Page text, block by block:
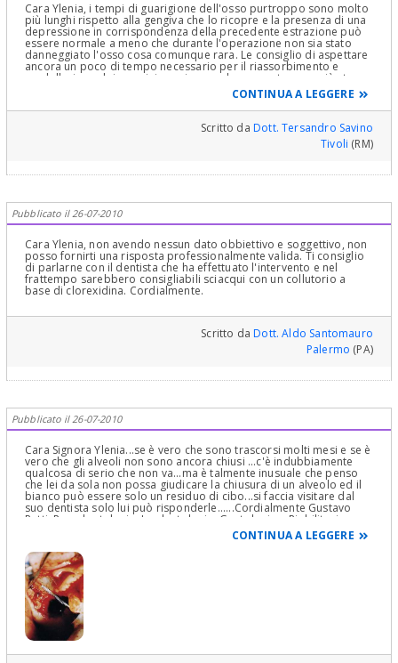
Cara Ylenia, i tempi di guarigione dell'osso purtroppo sono molto
più lunghi rispetto alla gengiva che lo ricopre e la presenza di una
depressione in corrispondenza della precedente estrazione può
essere normale a meno che durante l'operazione non sia stato
danneggiato l'osso cosa comunque rara. Le consiglio di aspettare
ancora un poco di tempo necessario per il riassorbimento e
modellazione dei margini ossei, cosa che a quanto pare già sta
avvenendo considerato che, a suo dire, all'inizio i sintomi erano
CONTINUA A LEGGERE
Scritto daDott. Tersandro Savino
Tivoli (RM)
Pubblicato il 26-07-2010
Cara Ylenia, non avendo nessun dato obbiettivo e soggettivo, non
posso fornirti una risposta professionalmente valida. Ti consiglio
di parlarne con il dentista che ha effettuato l'intervento e nel
frattempo sarebbero consigliabili sciacqui con un collutorio a
base di clorexidina. Cordialmente.
Scritto daDott. Aldo Santomauro
Palermo (PA)
Pubblicato il 26-07-2010
Cara Signora Ylenia...se è vero che sono trascorsi molti mesi e se è
vero che gli alveoli non sono ancora chiusi ...c'è indubbiamente
qualcosa di serio che non va...ma è talmente inusuale che penso
che lei da sola non possa giudicare la chiusura di un alveolo ed il
bianco può essere solo un residuo di cibo...si faccia visitare dal
suo dentista solo lui può risponderle......Cordialmente Gustavo
Petti, Parodontologia, Implantologia, Gnatologia e Riabilitazione
Orale Completa in Casi Clinici Complessi ed Ortodonzia e
Pedodonzia la figlia Claudia Petti, in Cagliari.CONTINUA A LEGGERE